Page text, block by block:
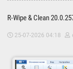
R-Wipe & Clean
25-07-2026 04:18